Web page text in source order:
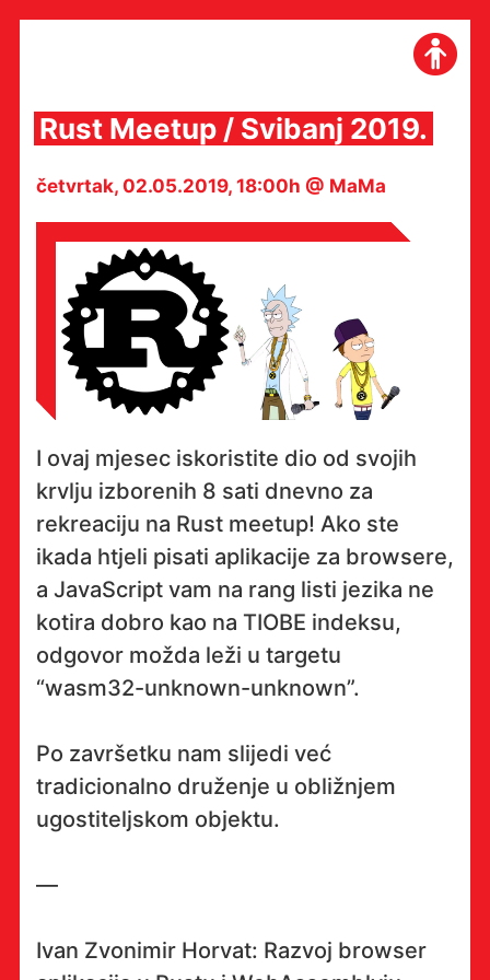
Rust Meetup / Svibanj 2019.
četvrtak, 02.05.2019, 18:00h @ MaMa
I ovaj mjesec iskoristite dio od svojih
krvlju izborenih 8 sati dnevno za
rekreaciju na Rust meetup! Ako ste
ikada htjeli pisati aplikacije za browsere,
a JavaScript vam na rang listi jezika ne
kotira dobro kao na TIOBE indeksu,
odgovor možda leži u targetu
“wasm32-unknown-unknown”.
Po završetku nam slijedi već
tradicionalno druženje u obližnjem
ugostiteljskom objektu.
—
Ivan Zvonimir Horvat: Razvoj browser